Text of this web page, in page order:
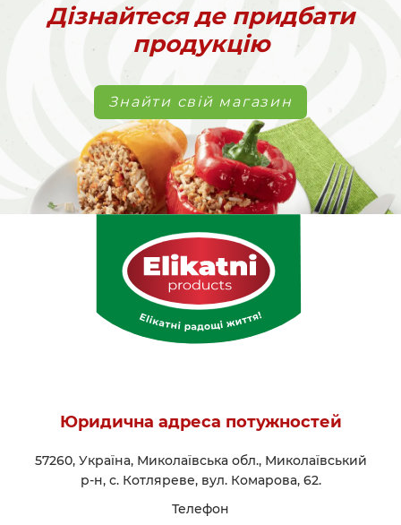
Дізнайтеся де придбати
продукцію
Знайти свій магазин
Юридична адреса потужностей
57260, Україна, Миколаївська обл., Миколаївський
р-н, с. Котляреве, вул. Комарова, 62.
Телефон